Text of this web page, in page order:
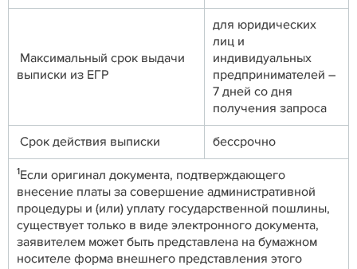
Максимальный срок выдачи
выписки из ЕГР
для юридических
лиц и
индивидуальных
предпринимателей –
7 дней со дня
получения запроса
Срок действия выписки бессрочно
1Если оригинал документа, подтверждающего
внесение платы за совершение административной
процедуры и (или) уплату государственной пошлины,
существует только в виде электронного документа,
заявителем может быть представлена на бумажном
носителе форма внешнего представления этого